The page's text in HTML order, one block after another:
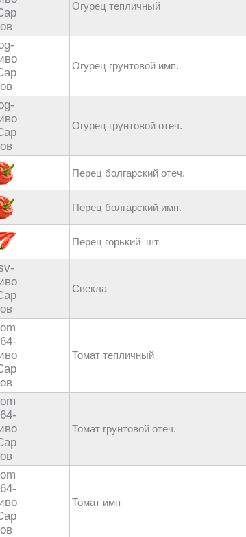
Огурец тепличный
Огурец грунтовой имп.
Огурец грунтовой отеч.
Перец болгарский отеч.
Перец болгарский имп.
Перец горький шт
Свекла
Томат тепличный
Томат грунтовой отеч.
Томат имп